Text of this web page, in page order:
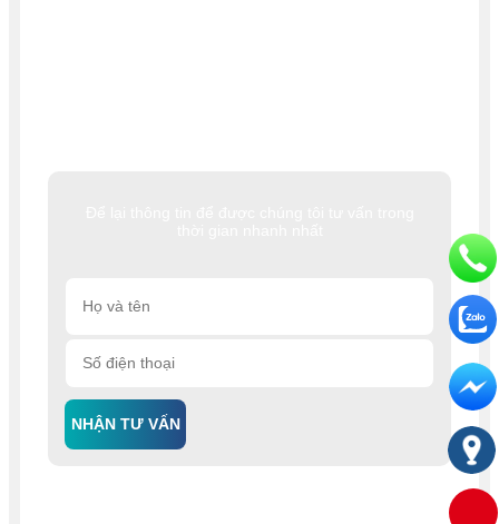
NHẬN TƯ VẤN